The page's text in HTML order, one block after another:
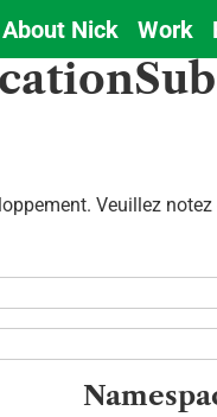
About Nick Work
Veuillez